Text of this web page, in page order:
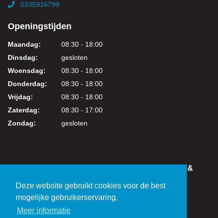
Deze website gebruikt cookies voor de best
mogelijke gebruikerservaring.
Meer informatie
0105916799
Openingstijden
Maandag:
08:30 - 18:00
Dinsdag:
gesloten
Woensdag:
08:30 - 18:00
Donderdag:
08:30 - 18:00
Vrijdag:
08:30 - 18:00
Zaterdag:
08:30 - 17:00
Zondag:
gesloten
IN DEZE WEBSHOP KUNT U VEILIG WINKELEN &
BTW: NL821038461B01